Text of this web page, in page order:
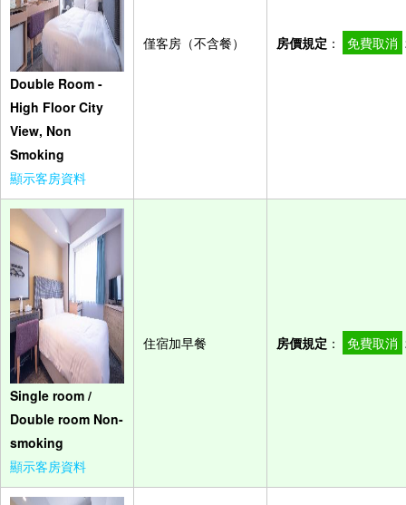
Double Room -
High Floor City
View, Non
Smoking
顯示客房資料
僅客房（不含餐） 房價規定 ： 免費取消
Single room /
Double room Non-
smoking
顯示客房資料
住宿加早餐 房價規定 ： 免費取消